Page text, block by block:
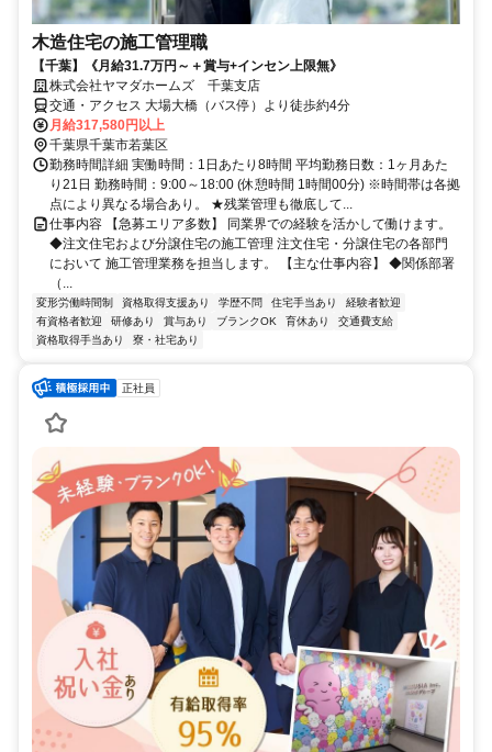
木造住宅の施工管理職
【千葉】《月給31.7万円～＋賞与+インセン上限無》
株式会社ヤマダホームズ 千葉支店
交通・アクセス 大場大橋（バス停）より徒歩約4分
月給317,580円以上
千葉県千葉市若葉区
勤務時間詳細 実働時間：1日あたり8時間 平均勤務日数：1ヶ月あた
り21日 勤務時間：9:00～18:00 (休憩時間 1時間00分) ※時間帯は各拠
点により異なる場合あり。 ★残業管理も徹底して...
仕事内容 【急募エリア多数】 同業界での経験を活かして働けます。
◆注文住宅および分譲住宅の施工管理 注文住宅・分譲住宅の各部門
において 施工管理業務を担当します。 【主な仕事内容】 ◆関係部署
（...
変形労働時間制 資格取得支援あり 学歴不問 住宅手当あり
経験者歓迎
有資格者歓迎
研修あり 賞与あり ブランクOK 育休あり
交通費支給
資格取得手当あり
寮・社宅あり
正社員